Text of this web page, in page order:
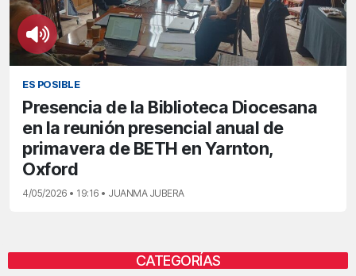
ES POSIBLE
Presencia de la Biblioteca Diocesana
en la reunión presencial anual de
primavera de BETH en Yarnton,
Oxford
4/05/2026 • 19:16 • JUANMA JUBERA
CATEGORÍAS